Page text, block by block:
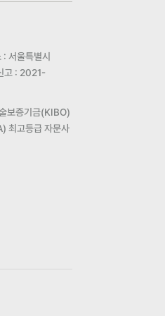
서울특별시
고 : 2021-
보증기금(KIBO)
최고등급 자문사